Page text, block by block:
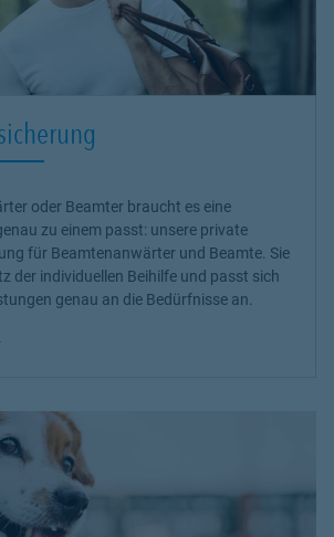
oder Beamter braucht es eine
zu einem passt: unsere private
für Beamtenanwärter und Beamte. Sie
der individuellen Beihilfe und passt sich
genau an die Bedürfnisse an.
Opens in New Tab